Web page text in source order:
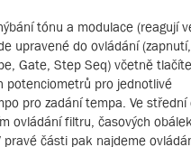
tónu a modulace (reagují
upravené do ovládání
Gate, Step Seq) včetně
potenciometrů pro jednotlivé
pro zadání tempa. Ve střední
ovládání filtru, časových
části pak najdeme